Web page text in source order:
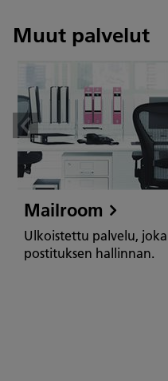
Muut palvelut
Mailroom
Ulkoistettu palvelu, joka
postituksen hallinnan.